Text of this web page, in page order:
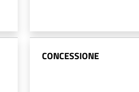
CONCESSIONE